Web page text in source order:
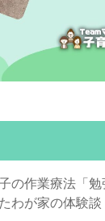
の作業療法「
わが家の体験談